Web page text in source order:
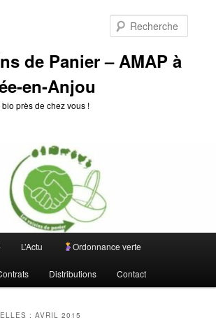
de Panier – AMAP à
en-Anjou
près de chez vous !
L’Actu Ordonnance verte
Distributions Contact
:AVRIL 2015